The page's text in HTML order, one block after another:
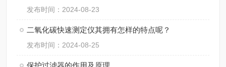
发布时间：2024-08-23
二氧化碳快速测定仪其拥有怎样的特点呢？
发布时间：2024-08-25
保护过滤器的作用及原理